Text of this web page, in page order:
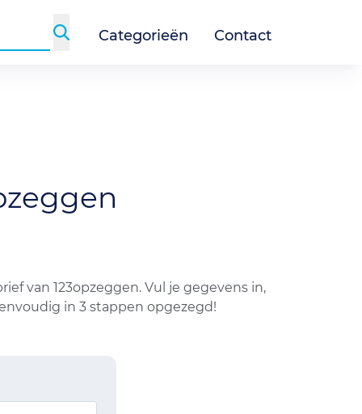
Categorieën Contact
van 123opzeggen. Vul je gegevens in,
in 3 stappen opgezegd!